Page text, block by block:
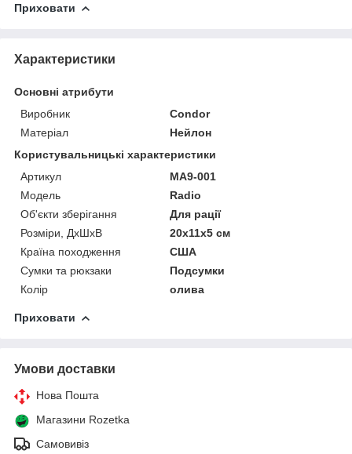
Приховати
Характеристики
Основні атрибути
Виробник
Condor
Матеріал
Нейлон
Користувальницькі характеристики
Артикул
MA9-001
Мoдель
Radio
Об'єкти зберігання
Для рації
Розміри, ДхШхВ
20х11х5 см
Країна походження
США
Сумки та рюкзаки
Подсумки
Колір
олива
Приховати
Умови доставки
Нова Пошта
Магазини Rozetka
Самовивіз